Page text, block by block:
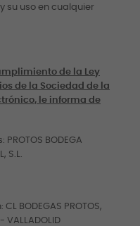
su uso en cualquier
cumplimiento de la Ley
de la Sociedad de la
le informa de
BODEGA
S.L.
BODEGAS PROTOS,
VALLADOLID